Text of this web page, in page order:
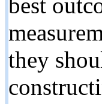
best
they